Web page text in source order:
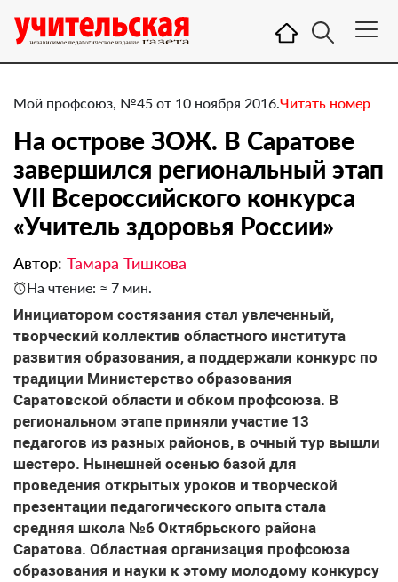
Мой профсоюз, №45 от 10 ноября 2016.Читать номер
На острове ЗОЖ. В Саратове
завершился региональный этап
VII Всероссийского конкурса
«Учитель здоровья России»
Автор: Тамара Тишкова
На чтение: ≈ 7 мин.
​Инициатором состязания стал увлеченный,
творческий коллектив областного института
развития образования, а поддержали конкурс по
традиции Министерство образования
Саратовской области и обком профсоюза. В
региональном этапе приняли участие 13
педагогов из разных районов, в очный тур вышли
шестеро. Нынешней осенью базой для
проведения открытых уроков и творческой
презентации педагогического опыта стала
средняя школа №6 Октябрьского района
Саратова. Областная организация профсоюза
образования и науки к этому молодому конкурсу